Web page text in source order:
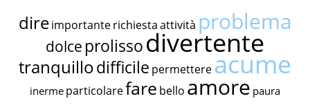
dire importante richiestaattività problema
dolce prolissodivertente
tranquillodifficile permettereacume
inerme particolarefare bello amore paura